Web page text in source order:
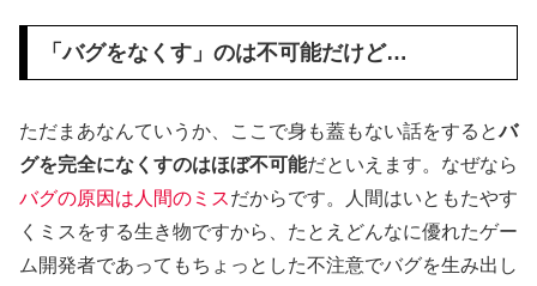
「バグをなくす」のは不可能だけど…
ただまあなんていうか、ここで身も蓋もない話をするとバ
グを完全になくすのはほぼ不可能だといえます。なぜなら
バグの原因は人間のミスだからです。人間はいともたやす
くミスをする生き物ですから、たとえどんなに優れたゲー
ム開発者であってもちょっとした不注意でバグを生み出し